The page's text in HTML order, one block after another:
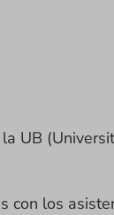
UB
con los